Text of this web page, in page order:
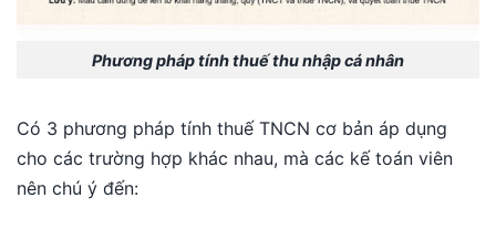
Phương pháp tính thuế thu nhập cá nhân
Có 3 phương pháp tính thuế TNCN cơ bản áp dụng
cho các trường hợp khác nhau, mà các kế toán viên
nên chú ý đến: